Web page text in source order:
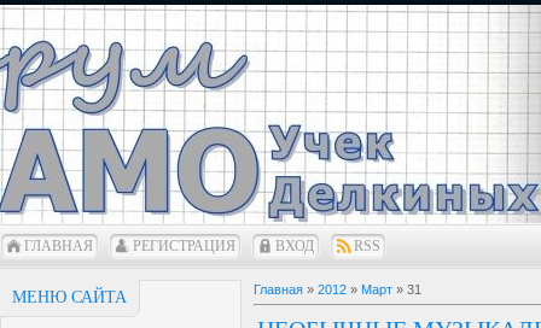
ГЛАВНАЯ РЕГИСТРАЦИЯ ВХОД RSS
МЕНЮ САЙТА Главная » 2012 » Март » 31